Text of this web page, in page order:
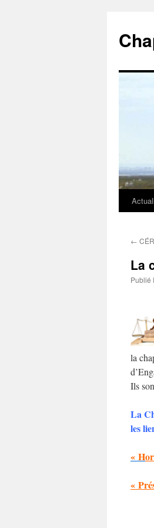
Aller
contenu
←
La
Publié
la
Ils
La
les
« Ho
«